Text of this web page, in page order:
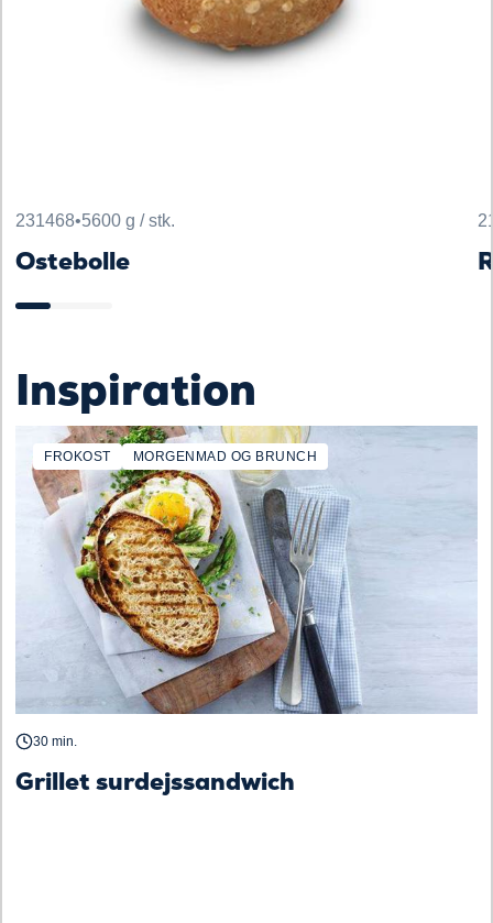
231468•5600 g / stk.
Ostebolle
Inspiration
FROKOST MORGENMAD OG BRUNCH
30 min.
Grillet surdejssandwich